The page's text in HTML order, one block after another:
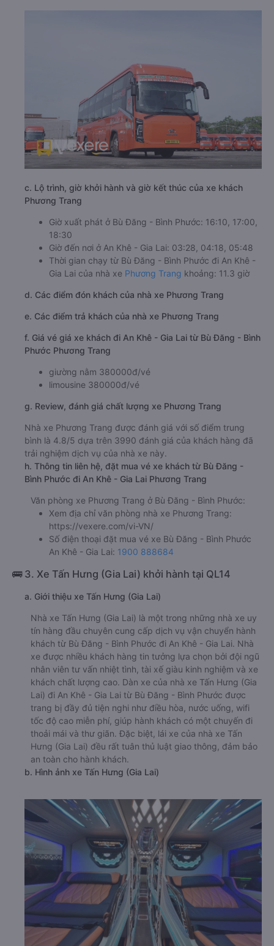
c. Lộ trình, giờ khởi hành và giờ kết thúc của xe khách
Phương Trang
Giờ xuất phát ở Bù Đăng - Bình Phước: 16:10, 17:00,
18:30
Giờ đến nơi ở An Khê - Gia Lai: 03:28, 04:18, 05:48
Thời gian chạy từ Bù Đăng - Bình Phước đi An Khê -
Gia Lai của nhà xe Phương Trang khoảng: 11.3 giờ
d. Các điểm đón khách của nhà xe Phương Trang
e. Các điểm trả khách của nhà xe Phương Trang
f. Giá vé giá xe khách đi An Khê - Gia Lai từ Bù Đăng - Bình
Phước Phương Trang
giường nằm 380000đ/vé
limousine 380000đ/vé
g. Review, đánh giá chất lượng xe Phương Trang
Nhà xe Phương Trang được đánh giá với số điểm trung
bình là 4.8/5 dựa trên 3990 đánh giá của khách hàng đã
trải nghiệm dịch vụ của nhà xe này.
h. Thông tin liên hệ, đặt mua vé xe khách từ Bù Đăng -
Bình Phước đi An Khê - Gia Lai Phương Trang
Văn phòng xe Phương Trang ở Bù Đăng - Bình Phước:
Xem địa chỉ văn phòng nhà xe Phương Trang:
https://vexere.com/vi-VN/
Số điện thoại đặt mua vé xe Bù Đăng - Bình Phước
An Khê - Gia Lai: 1900 888684
🚌 3. Xe Tấn Hưng (Gia Lai) khởi hành tại QL14
a. Giới thiệu xe Tấn Hưng (Gia Lai)
Nhà xe Tấn Hưng (Gia Lai) là một trong những nhà xe uy
tín hàng đầu chuyên cung cấp dịch vụ vận chuyển hành
khách từ Bù Đăng - Bình Phước đi An Khê - Gia Lai. Nhà
xe được nhiều khách hàng tin tưởng lựa chọn bởi đội ngũ
nhân viên tư vấn nhiệt tình, tài xế giàu kinh nghiệm và xe
khách chất lượng cao. Dàn xe của nhà xe Tấn Hưng (Gia
Lai) đi An Khê - Gia Lai từ Bù Đăng - Bình Phước được
trang bị đầy đủ tiện nghi như điều hòa, nước uống, wifi
tốc độ cao miễn phí, giúp hành khách có một chuyến đi
thoải mái và thư giãn. Đặc biệt, lái xe của nhà xe Tấn
Hưng (Gia Lai) đều rất tuân thủ luật giao thông, đảm bảo
an toàn cho hành khách.
b. Hình ảnh xe Tấn Hưng (Gia Lai)